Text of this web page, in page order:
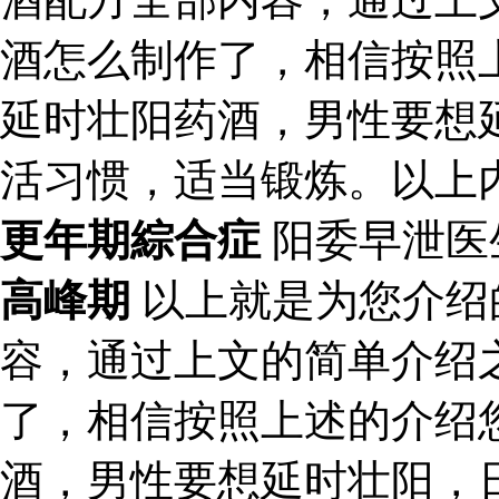
酒怎么制作了，相信按照
延时壮阳药酒，男性要想
活习惯，适当锻炼。以上
更年期綜合症 阳委早泄
高峰期 以上就是为您介
容，通过上文的简单介绍
了，相信按照上述的介
酒，男性要想延时壮阳，